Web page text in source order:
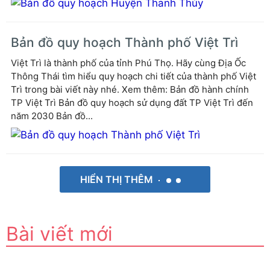
Bản đồ quy hoạch Thành phố Việt Trì
Việt Trì là thành phố của tỉnh Phú Thọ. Hãy cùng Địa Ốc
Thông Thái tìm hiểu quy hoạch chi tiết của thành phố Việt
Trì trong bài viết này nhé. Xem thêm: Bản đồ hành chính
TP Việt Trì Bản đồ quy hoạch sử dụng đất TP Việt Trì đến
năm 2030 Bản đồ...
HIỂN THỊ THÊM
Bài viết mới